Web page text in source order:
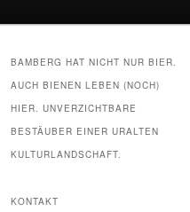
BAMBERG HAT NICHT NUR BIER.
AUCH BIENEN LEBEN (NOCH)
HIER. UNVERZICHTBARE
BESTÄUBER EINER URALTEN
KULTURLANDSCHAFT.
KONTAKT